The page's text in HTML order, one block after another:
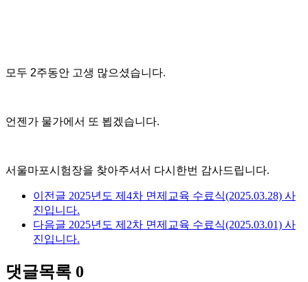
모두 2주동안 고생 많으셨습니다.
언젠가 물가에서 또 뵙겠습니다.
서울마포시험장을 찾아주셔서 다시한번 감사드립니다.
이전글 2025년도 제4차 면제교육 수료식(2025.03.28) 사
진입니다.
다음글 2025년도 제2차 면제교육 수료식(2025.03.01) 사
진입니다.
댓글목록 0